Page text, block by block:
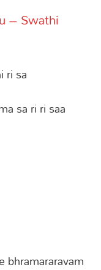
– Swathi
ri sa
sa ri ri saa
bhramararavam